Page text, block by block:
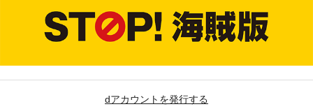
dアカウントを発行する